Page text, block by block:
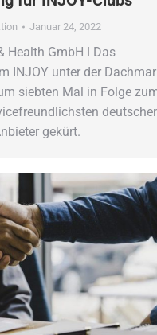
Januar 24, 2022
Health GmbH ǀ Das
INJOY unter der
siebten Mal in Folge
gekürt.